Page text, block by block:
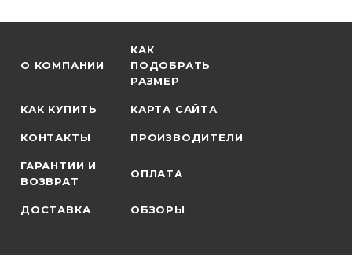
О КОМПАНИИ
КАК
ПОДОБРАТЬ
РАЗМЕР
КАК КУПИТЬ КАРТА САЙТА
КОНТАКТЫ ПРОИЗВОДИТЕЛИ
ГАРАНТИИ И
ВОЗВРАТ
ОПЛАТА
ДОСТАВКА ОБЗОРЫ